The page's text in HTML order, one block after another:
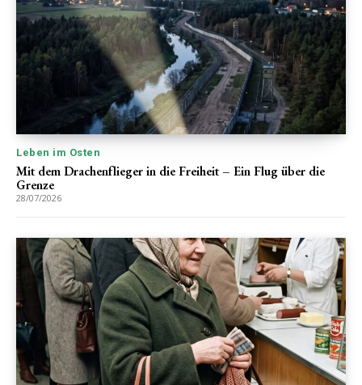
Leben im Osten
Mit dem Drachenflieger in die Freiheit – Ein Flug über die
Grenze
28/07/2026